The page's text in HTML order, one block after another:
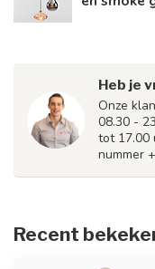
Heb je
Onze
08.30 -
tot 17.00
nummer
Recent